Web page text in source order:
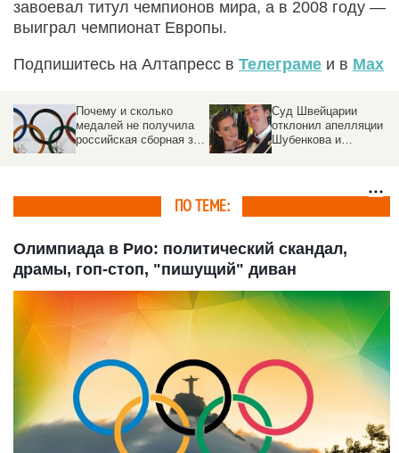
завоевал титул чемпионов мира, а в 2008 году —
выиграл чемпионат Европы.
Подпишитесь на Алтапресс в Телеграме и в Max
Почему и сколько
медалей не получила
российская сборная за
Суд Швейцарии
отклонил апелляции
Шубенкова и
ПО ТЕМЕ:
Олимпиада в Рио: политический скандал,
драмы, гоп-стоп, "пишущий" диван